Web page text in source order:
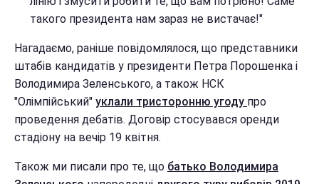
такого президента нам зараз не вистачає!"
Нагадаємо, раніше повідомлялося, що представники
штабів кандидатів у президенти Петра Порошенка і
Володимира Зеленського, а також НСК
"Олімпійський" уклали тристоронню угоду про
проведення дебатів. Договір стосувався оренди
стадіону на вечір 19 квітня.
Також ми писали про те, що батько Володимира